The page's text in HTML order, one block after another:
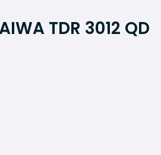
TDR 3012 QD